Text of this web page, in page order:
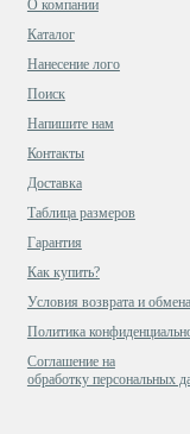
О компании
Каталог
Нанесение лого
Поиск
Напишите нам
Контакты
Доставка
Таблица размеров
Гарантия
Как купить?
Условия возврата и обмена
Политика
Cоглашение на
обработку персональных